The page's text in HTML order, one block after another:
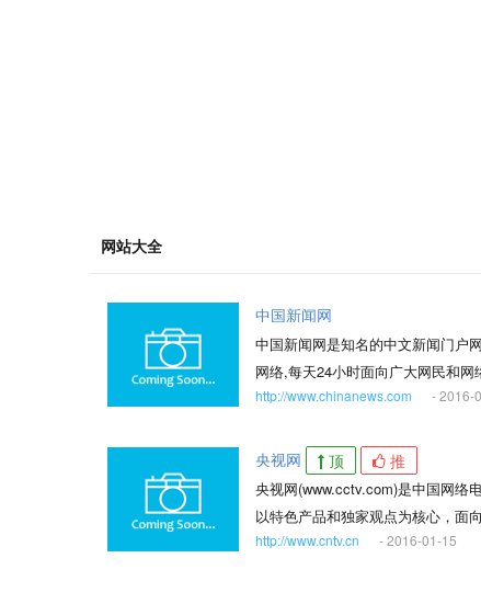
网站大全
中国新闻网
中国新闻网是知名的中文新闻门户
网络,每天24小时面向广大网民和
动态新闻及时准确，解释性报道角
http://www.chinanews.com - 2016-
央视网 顶 推
央视网(www.cctv.com)是中国网络
以特色产品和独家观点为核心，面
http://www.cntv.cn - 2016-01-15